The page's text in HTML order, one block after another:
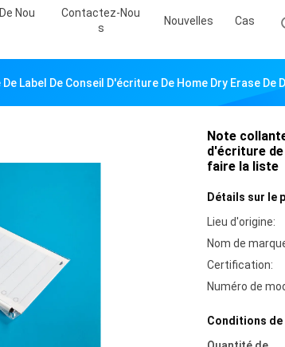
Nou
Contactez-Nou
S
Nouvelles Cas
Label De Conseil D'écriture De Home Dry Erase De
Note
d'écriture
faire la liste
Détails sur le
Lieu d'origine:
Nom de
Certification:
Numéro de
Conditions de